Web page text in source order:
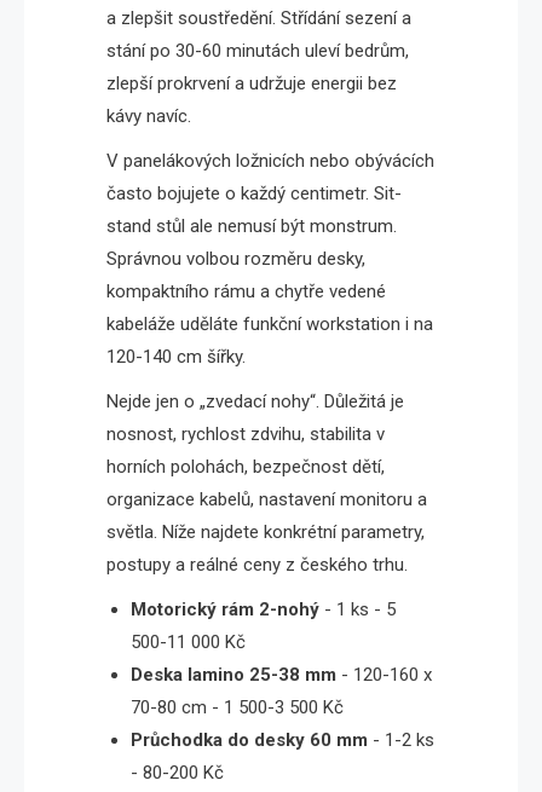
a zlepšit soustředění. Střídání sezení a
stání po 30-60 minutách uleví bedrům,
zlepší prokrvení a udržuje energii bez
kávy navíc.
V panelákových ložnicích nebo obývácích
často bojujete o každý centimetr. Sit-
stand stůl ale nemusí být monstrum.
Správnou volbou rozměru desky,
kompaktního rámu a chytře vedené
kabeláže uděláte funkční workstation i na
120-140 cm šířky.
Nejde jen o „zvedací nohy“. Důležitá je
nosnost, rychlost zdvihu, stabilita v
horních polohách, bezpečnost dětí,
organizace kabelů, nastavení monitoru a
světla. Níže najdete konkrétní parametry,
postupy a reálné ceny z českého trhu.
Motorický rám 2-nohý - 1 ks - 5
500-11 000 Kč
Deska lamino 25-38 mm - 120-160 x
70-80 cm - 1 500-3 500 Kč
Průchodka do desky 60 mm - 1-2 ks
- 80-200 Kč